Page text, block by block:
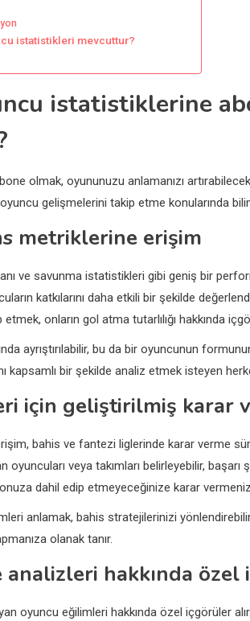
istatistikleri mevcuttur?
istatistiklerine
olmak, oyununuzu anlamanızı
gelişmelerini takip etme konularında
metriklerine erişim
ve savunma istatistikleri gibi geniş bir
katkılarını daha etkili bir şekilde
onların gol atma tutarlılığı hakkında
ayrıştırılabilir, bu da bir oyuncunun
kapsamlı bir şekilde analiz etmek isteyen
için geliştirilmiş karar
bahis ve fantezi liglerinde karar verme
veya takımları belirleyebilir, başarı
dahil edip etmeyeceğinize karar
anlamak, bahis stratejilerinizi
olanak tanır.
hakkında
oyuncu eğilimleri hakkında özel içgörüler